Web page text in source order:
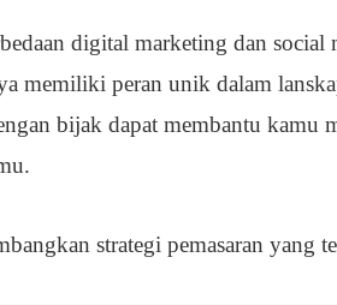
digital marketing dan
memiliki peran unik dalam
bijak dapat membantu kamu
strategi pemasaran yang